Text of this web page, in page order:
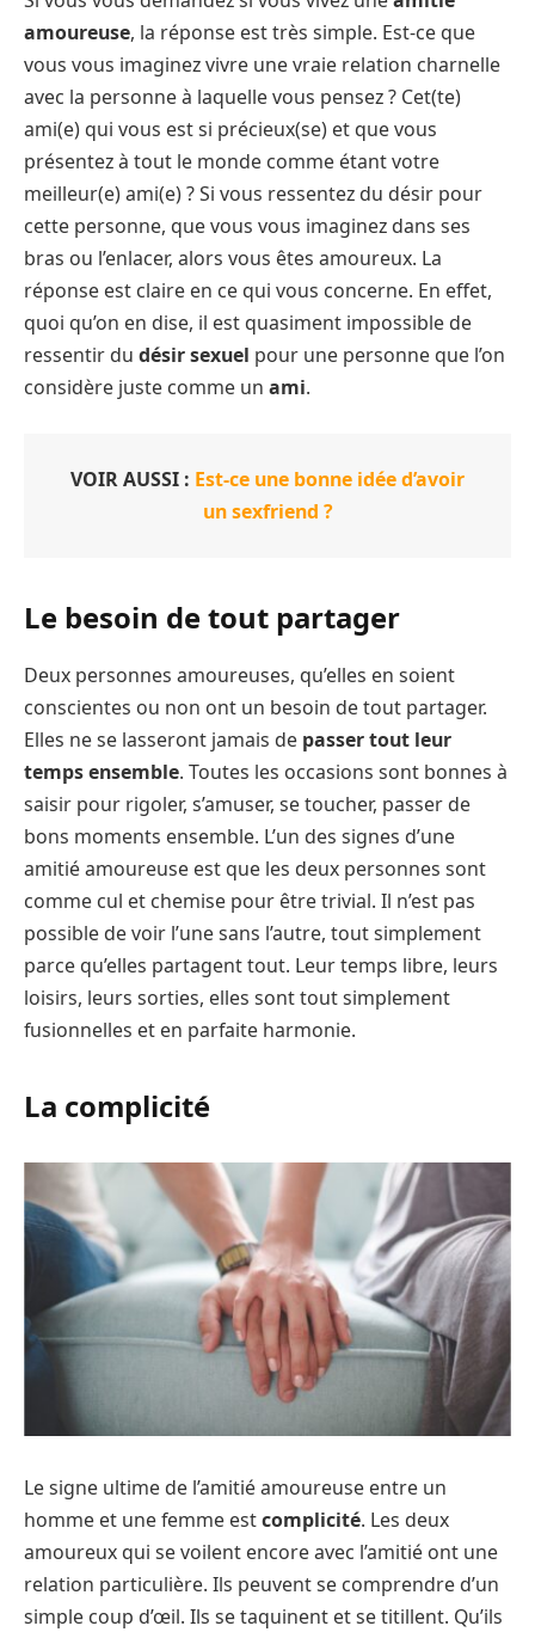
amoureuse, la réponse est très simple. Est-ce que
vous vous imaginez vivre une vraie relation charnelle
avec la personne à laquelle vous pensez ? Cet(te)
ami(e) qui vous est si précieux(se) et que vous
présentez à tout le monde comme étant votre
meilleur(e) ami(e) ? Si vous ressentez du désir pour
cette personne, que vous vous imaginez dans ses
bras ou l’enlacer, alors vous êtes amoureux. La
réponse est claire en ce qui vous concerne. En effet,
quoi qu’on en dise, il est quasiment impossible de
ressentir du désir sexuel pour une personne que l’on
considère juste comme un ami.
VOIR AUSSI : Est-ce une bonne idée d’avoir
un sexfriend ?
Le besoin de tout partager
Deux personnes amoureuses, qu’elles en soient
conscientes ou non ont un besoin de tout partager.
Elles ne se lasseront jamais de passer tout leur
temps ensemble. Toutes les occasions sont bonnes à
saisir pour rigoler, s’amuser, se toucher, passer de
bons moments ensemble. L’un des signes d’une
amitié amoureuse est que les deux personnes sont
comme cul et chemise pour être trivial. Il n’est pas
possible de voir l’une sans l’autre, tout simplement
parce qu’elles partagent tout. Leur temps libre, leurs
loisirs, leurs sorties, elles sont tout simplement
fusionnelles et en parfaite harmonie.
La complicité
Le signe ultime de l’amitié amoureuse entre un
homme et une femme estcomplicité. Les deux
amoureux qui se voilent encore avec l’amitié ont une
relation particulière. Ils peuvent se comprendre d’un
simple coup d’œil. Ils se taquinent et se titillent. Qu’ils